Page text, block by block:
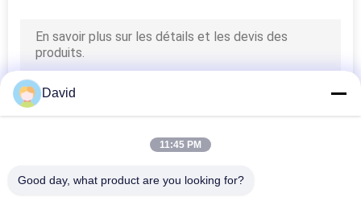
David
11:45 PM
Good day, what product are you looking for?